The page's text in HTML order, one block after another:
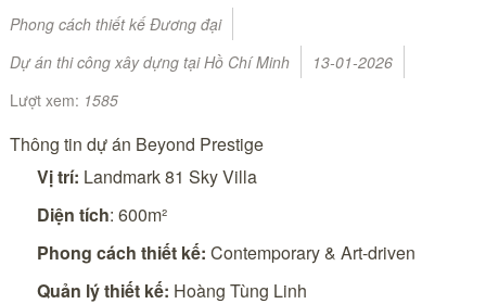
Phong cách thiết kế Đương đại
Dự án thi công xây dựng tại Hồ Chí Minh
13-01-2026
Lượt xem: 1585
Thông tin dự án Beyond Prestige
Vị trí: Landmark 81 Sky Villa
Diện tích: 600m²
Phong cách thiết kế: Contemporary & Art-driven
Quản lý thiết kế: Hoàng Tùng Linh